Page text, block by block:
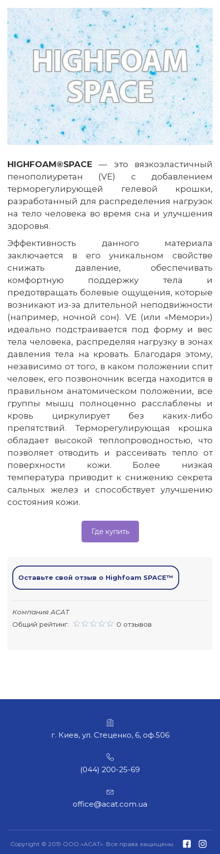
HIGHFOAM®SPACE — это вязкоэластичный
пенополиуретан (VE) с добавлением
терморегулирующей гелевой крошки,
разработанный для распределения нагрузок
на тело человека во время сна и улучшения
здоровья.
Эффективность данного материала
заключается в его уникальном свойстве
снижать давление, обеспечивать
комфортную поддержку тела и
предотвращать болевые ощущения, которые
возникают из-за длительной неподвижности
(например, ночной сон). VE (или «Мемори»)
идеально подстраивается под форму и вес
тела человека, распределяя нагрузку в зонах
давления тела на кровать. Благодаря этому,
независимо от того, в каком положении спит
человек, его позвоночник всегда находится в
правильном анатомическом положении, все
группы мышц полноценно расслаблены и
кровь циркулирует без каких-либо
препятствий. Терморегулирующая крошка
обладает высокой теплопроводностью, что
позволяет отводить и рассеивать тепло от
поверхности кожи. Более низкая
температура приводит к снижению секрета
сальных желез и способствует улучшению
состояния кожи.
Где купить
Оставьте свой отзыв о Highfoam SPACE™
Компания ACAT
Общий рейтинг:
0 отзывов
г. Киев, ул. Стеценко, 6, оф.506
(044) 200-25-69
office@acat.com.ua
Copyright © 2019 ООО «АСАТ». Все права защищены